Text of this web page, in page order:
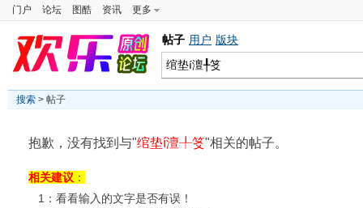
门户 论坛 图酷 资讯 更多
帖子 用户 版块
搜索 > 帖子
抱歉，没有找到与"绾垫í澶╀笅"相关的帖子。
相关建议 ：
1：看看输入的文字是否有误！